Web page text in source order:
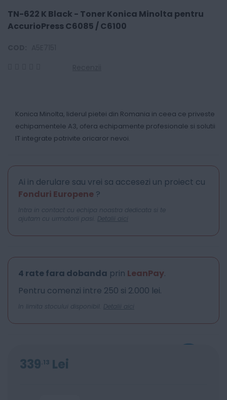
TN-622 K Black - Toner Konica Minolta pentru
AccurioPress C6085 / C6100
Konica Minolta, liderul pietei din Romania in ceea ce priveste
echipamentele A3, ofera echipamente profesionale si solutii
IT integrate potrivite oricaror nevoi.
Ai in derulare sau vrei sa accesezi un proiect cu
Fonduri Europene ?
Intra in contact cu echipa noastra dedicata si te
ajutam cu urmatorii pasi. Detalii aici
4 rate fara dobanda prin LeanPay.
Pentru comenzi intre 250 si 2.000 lei.
In limita stocului disponibil. Detalii aici
339 13 Lei